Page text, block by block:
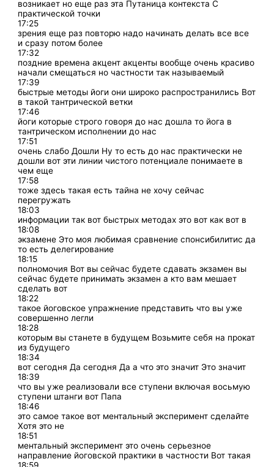
возникает но еще раз эта Путаница контекста С
практической точки
17:25
зрения еще раз повторю надо начинать делать все все
и сразу потом более
17:32
поздние времена акцент акценты вообще очень красиво
начали смещаться но частности так называемый
17:39
быстрые методы йоги они широко распространились Вот
в такой тантрической ветки
17:46
йоги которые строго говоря до нас дошла то йога в
тантрическом исполнении до нас
17:51
очень слабо Дошли Ну то есть до нас практически не
дошли вот эти линии чистого потенциале понимаете в
чем еще
17:58
тоже здесь такая есть тайна не хочу сейчас
перегружать
18:03
информации так вот быстрых методах это вот как вот в
18:08
экзамене Это моя любимая сравнение спонсибилитис да
то есть делегирование
18:15
полномочия Вот вы сейчас будете сдавать экзамен вы
сейчас будете принимать экзамен а кто вам мешает
сделать вот
18:22
такое йоговское упражнение представить что вы уже
совершенно легли
18:28
которым вы станете в будущем Возьмите себя на прокат
из будущего
18:34
вот сегодня Да сегодня Да а что это значит Это значит
18:39
что вы уже реализовали все ступени включая восьмую
ступени штанги вот Папа
18:46
это самое такое вот ментальный эксперимент сделайте
Хотя это не
18:51
ментальный эксперимент это очень серьезное
направление йоговской практики в частности Вот такая